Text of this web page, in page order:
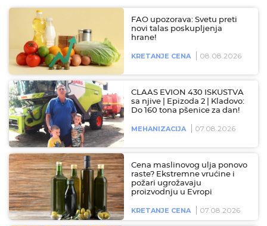
FAO upozorava: Svetu preti
novi talas poskupljenja
hrane!
KRETANJE CENA 08.08.2026
CLAAS EVION 430 ISKUSTVA
sa njive | Epizoda 2 | Kladovo:
Do 160 tona pšenice za dan!
MEHANIZACIJA 07.08.2026
Cena maslinovog ulja ponovo
raste? Ekstremne vrućine i
požari ugrožavaju
proizvodnju u Evropi
KRETANJE CENA 07.08.2026